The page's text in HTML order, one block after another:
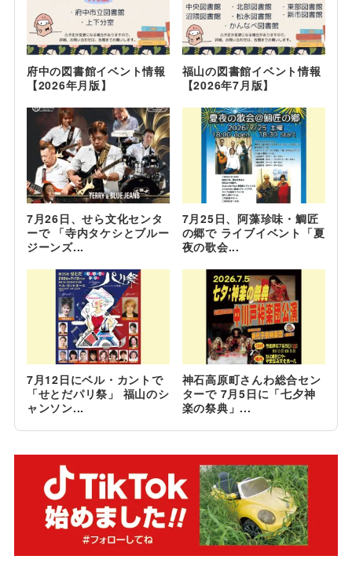
府中の図書館イベント情報
【2026年月版】
福山の図書館イベント情報
【2026年7月版】
7月26日、せら文化センタ
ーで 「寺内タケシとブルー
ジーンズ...
7月25日、阿藻珍味・鯛匠
の郷で ライブイベント「夏
夜の歌会...
7月12日にベル・カントで
「せとだパリ祭」 福山のシ
ャンソン...
神石高原町さんわ総合セン
ターで 7月5日に「七夕神
楽の祭典」...